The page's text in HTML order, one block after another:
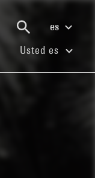
es
(current)
Usted es